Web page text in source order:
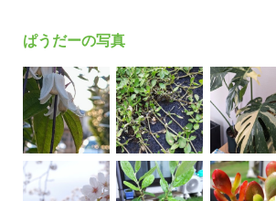
ぱうだーの写真